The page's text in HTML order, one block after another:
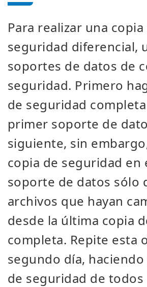
Para realizar una copia
seguridad diferencial,
soportes de datos de
seguridad. Primero
de seguridad
primer soporte de
siguiente, sin
copia de seguridad en
soporte de datos sólo
archivos que hayan
desde la última copia
completa. Repite esta
segundo día,
de seguridad de todos